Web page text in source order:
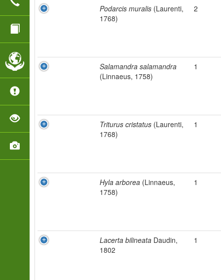
Podarcis muralis (Laurenti,
1768)
2
Salamandra salamandra
(Linnaeus, 1758)
1
Triturus cristatus (Laurenti,
1768)
1
Hyla arborea (Linnaeus,
1758)
1
Lacerta bilineata Daudin,
1802
1